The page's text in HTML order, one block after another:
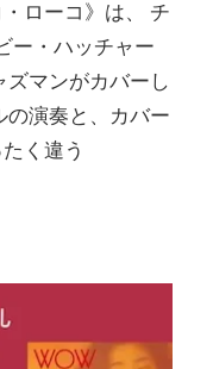
ローコ》は、 チ
ー・ハッチャー
マンがカバーし
演奏と、カバー
く違う